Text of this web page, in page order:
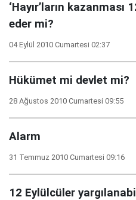
‘Hayır’ların
eder mi?
04 Eylül 2010 Cumartesi 02:37
Hükümet mi devlet mi?
28 Ağustos 2010 Cumartesi 09:55
Alarm
31 Temmuz 2010 Cumartesi 09:16
12 Eylülcüler